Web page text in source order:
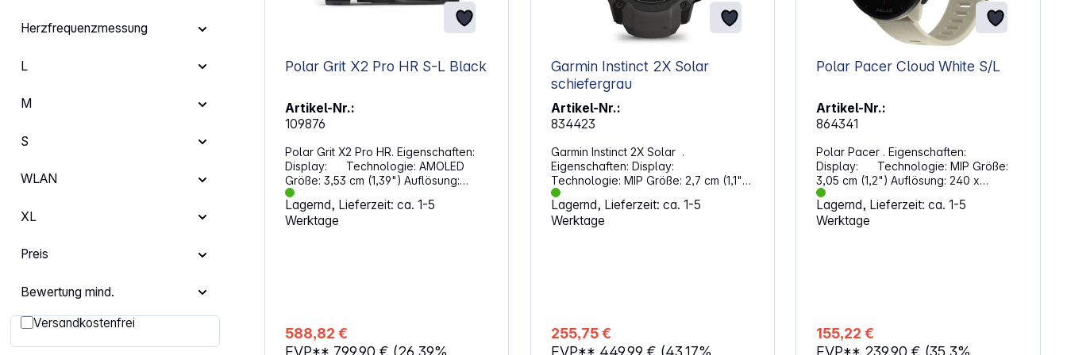
Herzfrequenzmessung
L
M
S
WLAN
XL
Preis
Bewertung mind.
Filter hinzufügen: Versandkostenfrei
Versandkostenfrei
Vorbeugung.
Polar Grit X2 Pro HR S-L Black
Artikel-Nr.:
109876
Polar Grit X2 Pro HR. Eigenschaften:
Display: Technologie: AMOLED
Größe: 3,53 cm (1,39") Auflösung:
454 x 454 Pixel Bedienung /
Sensoren: Touchscreen Tasten an
der Seite Herzfrequenz-Sensor
Energie: Lithium-Ionen-Akku (488 mAh)
Max. Laufzeit: 10 Tage Abmessungen:
Lagernd, Lieferzeit: ca. 1-5
Werktage
588,82 €
EVP** 799,90 € (26.39%
Garmin Instinct 2X Solar
schiefergrau
Artikel-Nr.:
834423
Garmin Instinct 2X Solar .
Eigenschaften: Display:
Technologie: MIP Größe: 2,7 cm (1,1")
Auflösung: 176 x 176 Pixel Bedienung /
Sensoren: Touchscreen Tasten an
der Seite Herzfrequenz-Sensor
Silikon Armband in grau Gehäuse:
Grau Handgelenkumfang: 145 –
Lagernd, Lieferzeit: ca. 1-5
Werktage
255,75 €
EVP** 449,99 € (43.17%
Polar Pacer Cloud White S/L
Artikel-Nr.:
864341
Polar Pacer . Eigenschaften:
Display: Technologie: MIP Größe:
3,05 cm (1,2") Auflösung: 240 x
240 Pixel Bedienung / Sensoren:
Tasten an der Seite
Beschleunigungssensor
Silikon Armband in weiß Gehäuse:
Weiß Handgelenkumfang: 125 –
Lagernd, Lieferzeit: ca. 1-5
Werktage
155,22 €
EVP** 239,90 € (35.3%